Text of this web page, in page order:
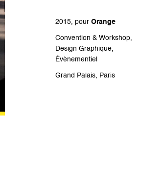
2015, pourOrange
Convention & Workshop,
Design Graphique,
Évènementiel
Grand Palais, Paris